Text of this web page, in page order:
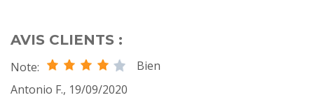
AVIS CLIENTS :
Note:
Antonio F., 19/09/2020
Bien